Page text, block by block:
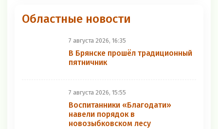
Областные новости
7 августа 2026, 16:35
В Брянске прошёл традиционный
пятничник
7 августа 2026, 15:55
Воспитанники «Благодати»
навели порядок в
новозыбковском лесу